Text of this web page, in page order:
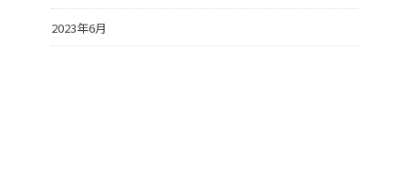
2023年6月